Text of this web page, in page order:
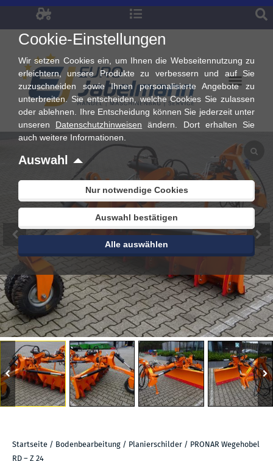
Zum
springen
Startseite / Bodenbearbeitung / Planierschilder / PRONAR Wegehobel
RD – Z 24
Cookie-Einstellungen
Wir setzen Cookies ein, um Ihnen die Webseitennutzung zu
erleichtern, unsere Produkte zu verbessern und auf Sie
zuzuschneiden sowie Ihnen personalisierte Angebote zu
unterbreiten. Sie entscheiden, welche Cookies Sie zulassen
oder ablehnen. Ihre Entscheidung können Sie jederzeit unter
unseren Datenschutzhinweisen ändern. Dort erhalten Sie
auch weitere Informationen.
Auswahl
Nur notwendige Cookies
Auswahl bestätigen
Alle auswählen